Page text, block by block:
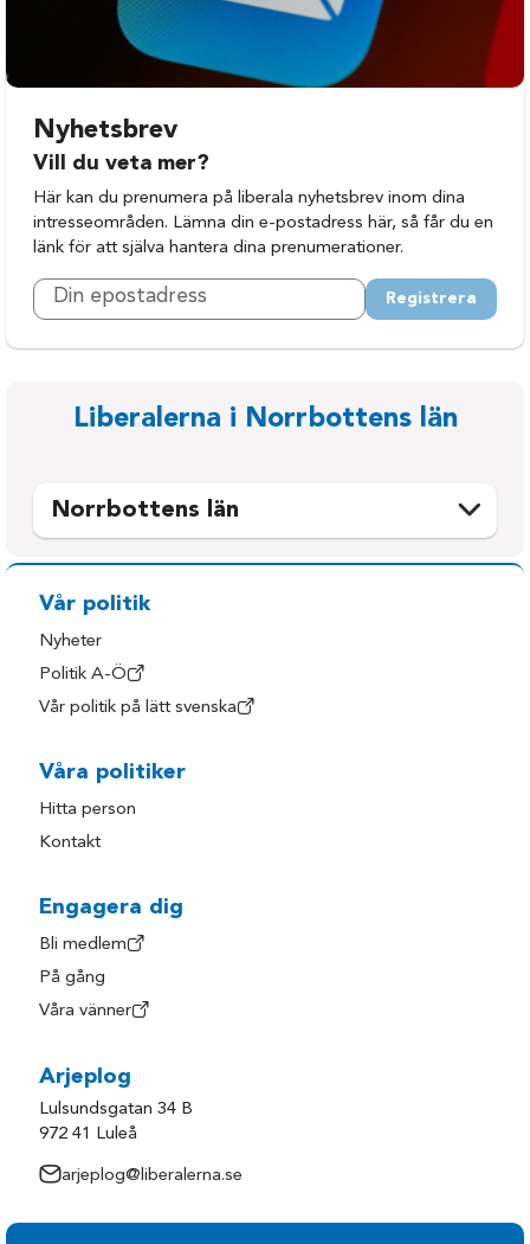
Nyhetsbrev
Vill du veta mer?
Här kan du prenumera på liberala nyhetsbrev inom dina
intresseområden. Lämna din e-postadress här, så får du en
länk för att själva hantera dina prenumerationer.
Registrera
Liberalerna i Norrbottens län
Norrbottens län
Arvidsjaur
Boden
Gällivare
Haparanda
Vår politik
Nyheter
Politik A-Ö
Vår politik på lätt svenska
Våra politiker
Hitta person
Kontakt
Engagera dig
Bli medlem
På gång
Våra vänner
Arjeplog
Lulsundsgatan 34 B
972 41 Luleå
arjeplog@liberalerna.se